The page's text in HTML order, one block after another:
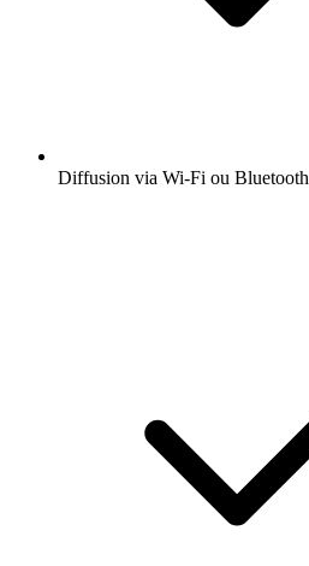
Diffusion via Wi-Fi ou Bluetooth